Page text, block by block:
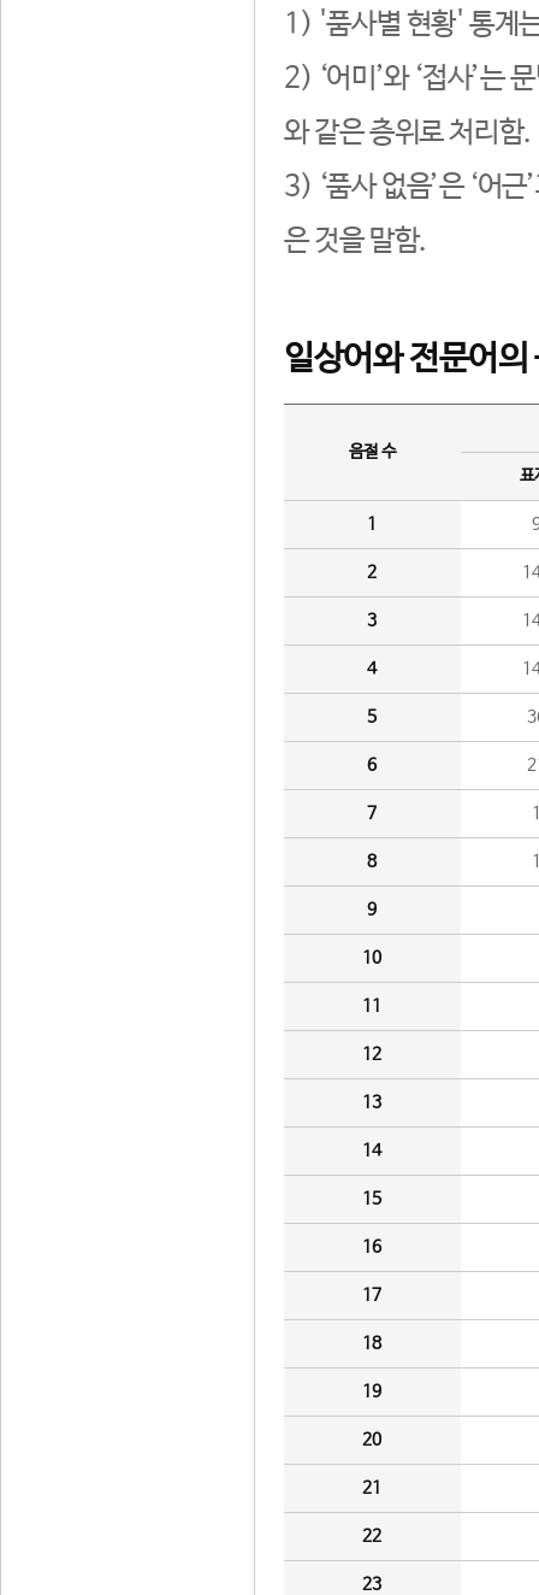
1) '품사별 현황' 통계
2) ‘어미’와 ‘접사’는
와 같은 층위로 처리함.
3) ‘품사 없음’은 ‘어
은 것을 말함.
일상어와 전문어의
음절 수
표
1
2
3
4
5
6
7
8
9
10
11
12
13
14
15
16
17
18
19
20
21
22
23